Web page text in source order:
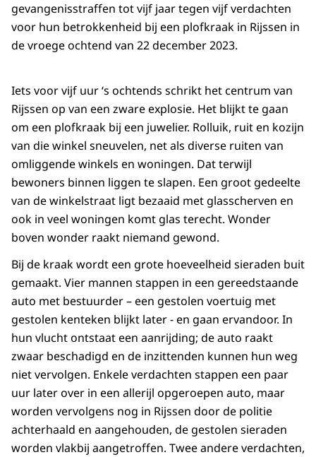
gevangenisstraffen tot vijf jaar tegen vijf verdachten
voor hun betrokkenheid bij een plofkraak in Rijssen in
de vroege ochtend van 22 december 2023.
Iets voor vijf uur ‘s ochtends schrikt het centrum van
Rijssen op van een zware explosie. Het blijkt te gaan
om een plofkraak bij een juwelier. Rolluik, ruit en kozijn
van die winkel sneuvelen, net als diverse ruiten van
omliggende winkels en woningen. Dat terwijl
bewoners binnen liggen te slapen. Een groot gedeelte
van de winkelstraat ligt bezaaid met glasscherven en
ook in veel woningen komt glas terecht. Wonder
boven wonder raakt niemand gewond.
Bij de kraak wordt een grote hoeveelheid sieraden buit
gemaakt. Vier mannen stappen in een gereedstaande
auto met bestuurder – een gestolen voertuig met
gestolen kenteken blijkt later - en gaan ervandoor. In
hun vlucht ontstaat een aanrijding; de auto raakt
zwaar beschadigd en de inzittenden kunnen hun weg
niet vervolgen. Enkele verdachten stappen een paar
uur later over in een allerijl opgeroepen auto, maar
worden vervolgens nog in Rijssen door de politie
achterhaald en aangehouden, de gestolen sieraden
worden vlakbij aangetroffen. Twee andere verdachten,